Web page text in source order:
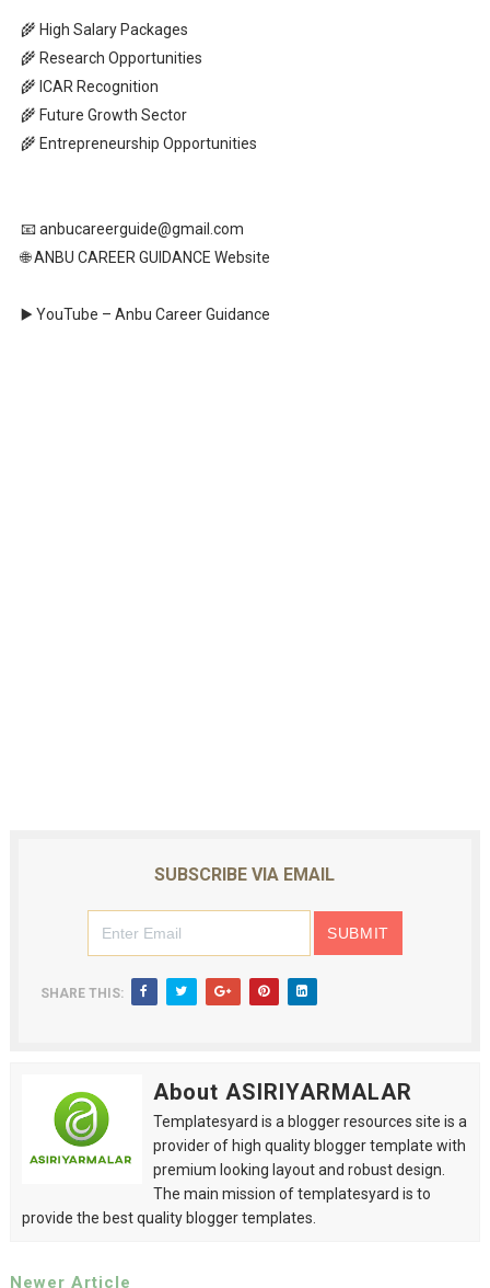
🌾 High Salary Packages
🌾 Research Opportunities
🌾 ICAR Recognition
🌾 Future Growth Sector
🌾 Entrepreneurship Opportunities
📧 anbucareerguide@gmail.com
🌐 ANBU CAREER GUIDANCE Website
▶️ YouTube – Anbu Career Guidance
SUBSCRIBE VIA EMAIL
SHARE THIS:
About ASIRIYARMALAR
Templatesyard is a blogger resources site is a
provider of high quality blogger template with
premium looking layout and robust design.
The main mission of templatesyard is to
provide the best quality blogger templates.
Newer Article